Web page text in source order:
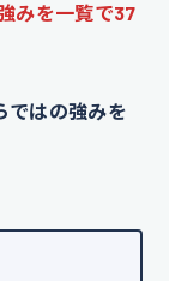
みを一覧で37
ではの強みを